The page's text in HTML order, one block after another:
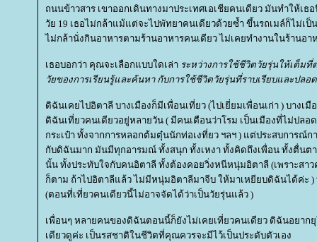
ถนนข้าวสาร เขาออกเดินทางมาประเทศเอเชียคนเดียว มันทำให้เธ
วัย 19 เธอไม่กล้าแม้แต่จะไปพัทยาคนเดียวด้วยซ้ำ ขึ้นรถเมล์ก็ไม่เ
ไม่กล้านั่งกินอาหารตามร้านอาหารคนเดียว ไม่เคยทำงานในร้านอา
เธอบอกว่า คุณจะเลือกแบบใดเล่า ระหว่างการใช้ชีวิตวัยรุ่นให้เต็ม
วัยของการเรียนรู้และค้นหา กับการใช้ชีวิตวัยรุ่นที่ราบเรียบและปล
ดิฉันเคยไปอิตาลี บางเมืองก็มีเพื่อนเที่ยว (ไปเยี่ยมเพื่อนเก่า ) บางเมื
ดิฉันเที่ยวคนเดียวอยู่หลายวัน ( มีคนเตือนว่าโรม เป็นเมืองที่ไม่ปลอ
กระเป๋า ทั้งจากการหลอกต้มตุ๋นนักท่อเงที่ยว ฯลฯ ) แต่ประสบการณ์
กับดิฉันมาก มันมีทุกอารมณ์ ทั้งสนุก ทั้งเหงา ทั้งคิดถึงเพื่อน ทั้งตื่นต
นั้น ทั้งประทับใจกับคนอิตาลี ทั้งต้องคอยวิ่งหนีหนุ่มอิตาลี (เพราะสา
ก็ตาม ถ้าไปอิตาลีแล้ว ไม่มีหนุ่มอิตาลีมาจีบ ให้มาเหยียบดิฉันได้ค่ะ )
(ตอนที่เที่ยวคนเดียวนี้ไม่อาจจัดได้ว่าเป็นวัยรุ่นแล้ว )
เพื่อนๆ หลายคนของดิฉันตอนนี้ก็ยังไม่เคยเที่ยวคนเดียว ดิฉันอยาก
เดียวดูค่ะ เป็นรสชาติในชีวิตที่คุณควรจะมีไว้เป็นประดับตัวเอง